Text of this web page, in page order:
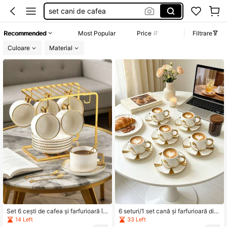
set căni cafea
Recommended Most Popular Price
Filtrare
Culoare
Material
Set 6 cești de cafea și farfurioară în
stil european, Set de cești ceramice
vintage în relief, Set de ceai de dup
14 Left
6 seturi/1 set cană și farfurioară din
ceramică cu relief flori de prun, 90
ml, cană pentru espresso și latte art,
33 Left